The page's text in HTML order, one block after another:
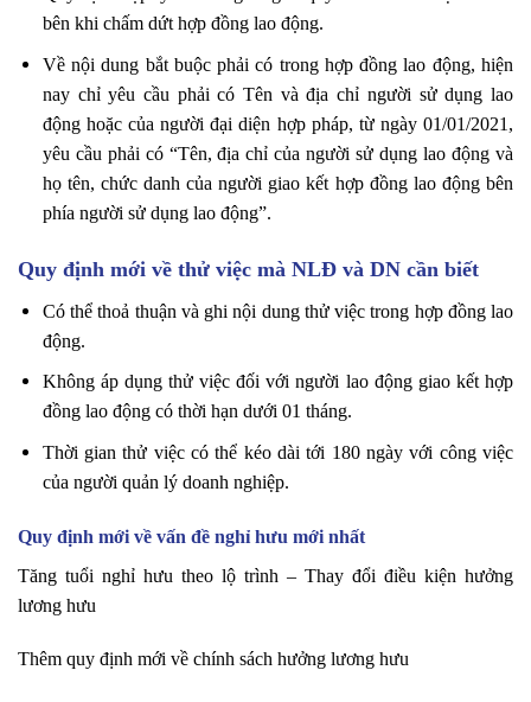
bên khi chấm dứt hợp đồng lao động.
Về nội dung bắt buộc phải có trong hợp đồng lao động, hiện
nay chỉ yêu cầu phải có Tên và địa chỉ người sử dụng lao
động hoặc của người đại diện hợp pháp, từ ngày 01/01/2021,
yêu cầu phải có “Tên, địa chỉ của người sử dụng lao động và
họ tên, chức danh của người giao kết hợp đồng lao động bên
phía người sử dụng lao động”.
Quy định mới về thử việc mà NLĐ và DN cần biết
Có thể thoả thuận và ghi nội dung thử việc trong hợp đồng lao
động.
Không áp dụng thử việc đối với người lao động giao kết hợp
đồng lao động có thời hạn dưới 01 tháng.
Thời gian thử việc có thể kéo dài tới 180 ngày với công việc
của người quản lý doanh nghiệp.
Quy định mới về vấn đề nghỉ hưu mới nhất
Tăng tuổi nghỉ hưu theo lộ trình – Thay đổi điều kiện hưởng
lương hưu
Thêm quy định mới về chính sách hưởng lương hưu